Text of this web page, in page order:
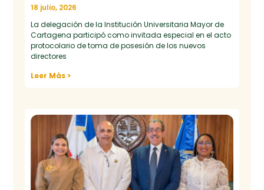
18 julio, 2026
La delegación de la Institución Universitaria Mayor de
Cartagena participó como invitada especial en el acto
protocolario de toma de posesión de los nuevos
directores
Leer Más >